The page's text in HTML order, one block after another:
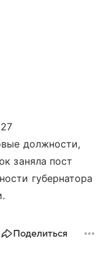
должности,
заняла пост
губернатора
Поделиться